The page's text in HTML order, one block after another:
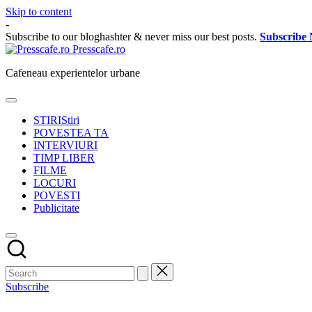
Skip to content
-
Subscribe to our bloghashter & never miss our best posts. Subscribe
Presscafe.ro
Cafeneau experientelor urbane
STIRIStiri
POVESTEA TA
INTERVIURI
TIMP LIBER
FILME
LOCURI
POVESTI
Publicitate
Subscribe